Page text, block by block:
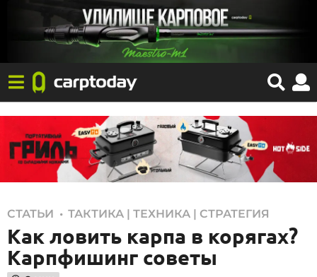
1
8
.
1
СТАТЬИ ,ТАКТИКА | ТЕХНИКА | СТРАТЕГИЯ
Как ловить карпа в корягах?
Карпфишинг советы